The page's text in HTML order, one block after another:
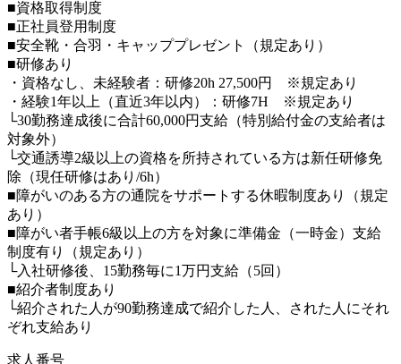
■資格取得制度
■正社員登用制度
■安全靴・合羽・キャッププレゼント（規定あり）
■研修あり
・資格なし、未経験者：研修20h 27,500円 ※規定あり
・経験1年以上（直近3年以内）：研修7H ※規定あり
└30勤務達成後に合計60,000円支給（特別給付金の支給者は
対象外）
└交通誘導2級以上の資格を所持されている方は新任研修免
除（現任研修はあり/6h）
■障がいのある方の通院をサポートする休暇制度あり（規定
あり）
■障がい者手帳6級以上の方を対象に準備金（一時金）支給
制度有り（規定あり）
└入社研修後、15勤務毎に1万円支給（5回）
■紹介者制度あり
└紹介された人が90勤務達成で紹介した人、された人にそれ
ぞれ支給あり
求人番号